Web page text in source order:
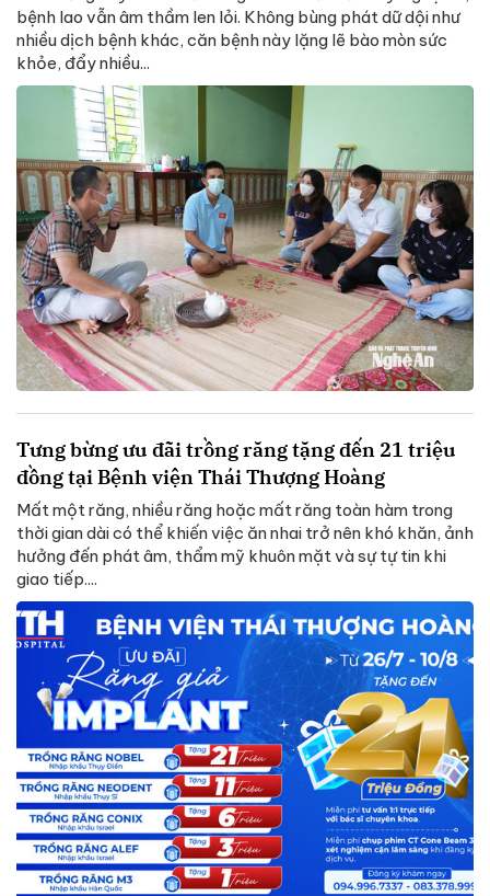
bệnh lao vẫn âm thầm len lỏi. Không bùng phát dữ dội như
nhiều dịch bệnh khác, căn bệnh này lặng lẽ bào mòn sức
khỏe, đẩy nhiều...
Tưng bừng ưu đãi trồng răng tặng đến 21 triệu
đồng tại Bệnh viện Thái Thượng Hoàng
Mất một răng, nhiều răng hoặc mất răng toàn hàm trong
thời gian dài có thể khiến việc ăn nhai trở nên khó khăn, ảnh
hưởng đến phát âm, thẩm mỹ khuôn mặt và sự tự tin khi
giao tiếp....